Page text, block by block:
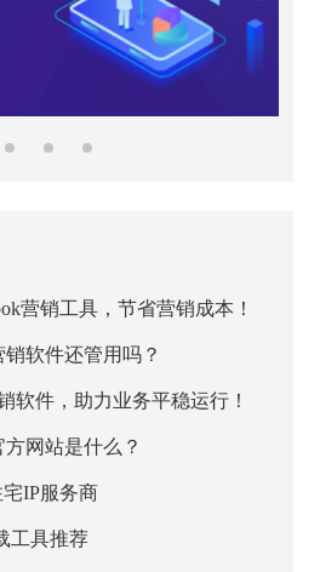
营销工具，节省营销成本！
销软件还管用吗？
软件，助力业务平稳运行！
方网站是什么？
IP服务商
工具推荐